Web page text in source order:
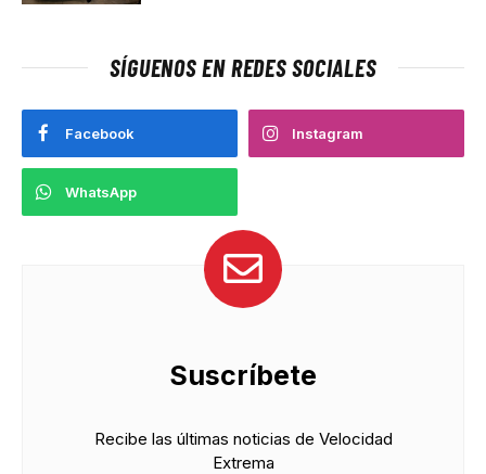
SÍGUENOS EN REDES SOCIALES
Facebook Instagram
WhatsApp
Suscríbete
Recibe las últimas noticias de Velocidad
Extrema